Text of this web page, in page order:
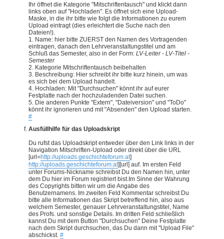
Ihr öffnet die Kategorie "Mitschriftentausch" und klickt dann
links oben auf "Hochladen". Es öffnet sich eine Upload-
Maske, in die ihr bitte wie folgt die Informationen zu eurem
Upload eintragt (dies erleichtert die Suche nach den
Dateien!).
1. Name: hier bitte ZUERST den Namen des Vortragenden
eintragen, danach den Lehrveranstaltungstitel und am
Schluß das Semester, also in der Form:LV-Leiter - LV-Titel -
Semester
2. Kategorie Mitschriftentausch beibehalten
3. Beschreibung: Hier schreibt ihr bitte kurz hinein, um was
es sich bei dem Upload handelt.
4. Hochladen: Mit "Durchsuchen" könnt ihr auf eurer
Festplatte nach der hochzuladenden Datei suchen.
5. Die anderen Punkte "Extern", "Dateiversion" und "ToDo"
könnt ihr ignorieren und mit "Absenden" den Upload starten.
#
Ausfüllhilfe für das Uploadskript
Du rufst das Uploadskript entweder über den Link links in der
Navigation Mitschriften-Upload oder direkt über die URL
[url=http://uploads.geschichteforum.at]
http://uploads.geschichteforum.at][url] auf. Im ersten Feld
unter Forums-Nickname schreibst Du den Namen hin, unter
dem Du hier im Forum registriert bist.Im Sinne der Wahrung
des Copyrights bitten wir um die Angabe des
Benutzernamens. Im zweiten Feld Kommentar schreibst Du
bitte alle Informationen das Skript betreffend hin, also aus
welchem Semester, genauer Lehrveranstaltungstitel, Name
des Profs. und sonstige Details. Im dritten Feld schließlich
kannst Du mit dem Button "Durchsuchen" Deine Festplatte
nach dem Skript durchsuchen, das Du dann mit "Upload File"
abschickst.#